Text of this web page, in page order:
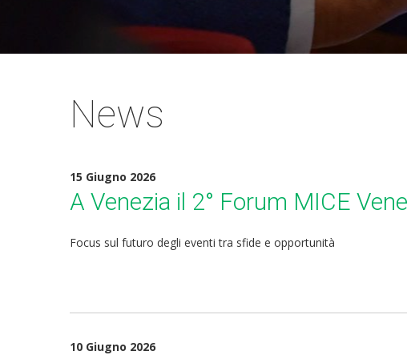
News
15 Giugno 2026
A Venezia il 2° Forum MICE
Focus sul futuro degli eventi tra sfide e opportunità
10 Giugno 2026